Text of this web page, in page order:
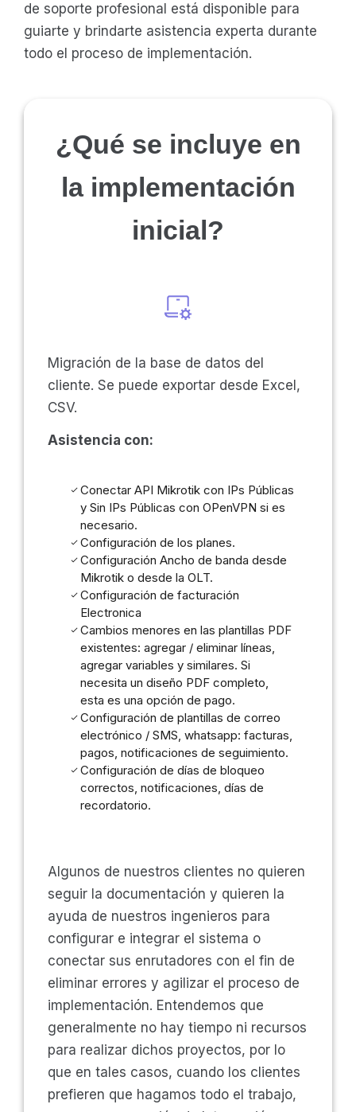
de soporte profesional está disponible para
guiarte y brindarte asistencia experta durante
todo el proceso de implementación.
¿Qué se incluye en
la implementación
inicial?
Migración de la base de datos del
cliente. Se puede exportar desde Excel,
CSV.
Asistencia con:
Conectar API Mikrotik con IPs Públicas
y Sin IPs Públicas con OPenVPN si es
necesario.
Configuración de los planes.
Configuración Ancho de banda desde
Mikrotik o desde la OLT.
Configuración de facturación
Electronica
Cambios menores en las plantillas PDF
existentes: agregar / eliminar líneas,
agregar variables y similares. Si
necesita un diseño PDF completo,
esta es una opción de pago.
Configuración de plantillas de correo
electrónico / SMS, whatsapp: facturas,
pagos, notificaciones de seguimiento.
Configuración de días de bloqueo
correctos, notificaciones, días de
recordatorio.
Algunos de nuestros clientes no quieren
seguir la documentación y quieren la
ayuda de nuestros ingenieros para
configurar e integrar el sistema o
conectar sus enrutadores con el fin de
eliminar errores y agilizar el proceso de
implementación. Entendemos que
generalmente no hay tiempo ni recursos
para realizar dichos proyectos, por lo
que en tales casos, cuando los clientes
prefieren que hagamos todo el trabajo,